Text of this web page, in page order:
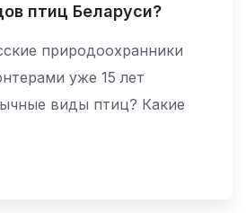
птиц Беларуси?
природоохранники
уже 15 лет
виды птиц? Какие